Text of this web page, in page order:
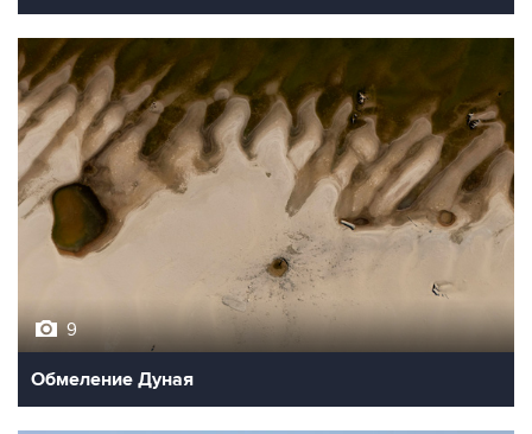
9
Обмеление Дуная